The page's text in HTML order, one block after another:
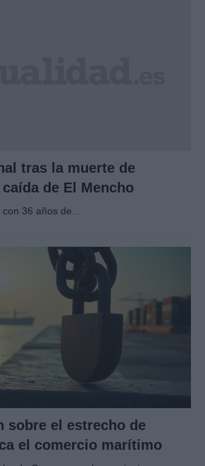
tras la muerte de
de El Mencho
36 años de…
sobre el estrecho de
el comercio marítimo